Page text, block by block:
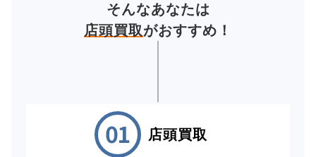
そんなあなたは
店頭買取がおすすめ！
店頭買取